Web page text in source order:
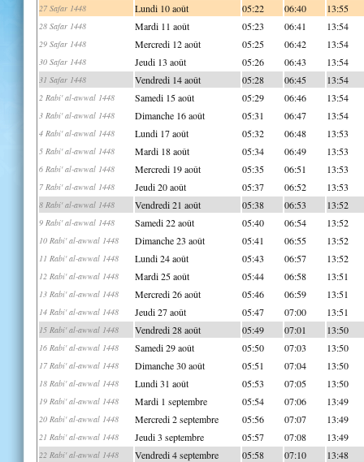
27 Safar 1448 Lundi 10 août 05:22 06:40 13:55
28 Safar 1448 Mardi 11 août 05:23 06:41 13:54
29 Safar 1448 Mercredi 12 août 05:25 06:42 13:54
30 Safar 1448 Jeudi 13 août 05:26 06:43 13:54
31 Safar 1448 Vendredi 14 août 05:28 06:45 13:54
2 Rabi' al-awwal 1448 Samedi 15 août 05:29 06:46 13:54
3 Rabi' al-awwal 1448 Dimanche 16 août 05:31 06:47 13:54
4 Rabi' al-awwal 1448 Lundi 17 août 05:32 06:48 13:53
5 Rabi' al-awwal 1448 Mardi 18 août 05:34 06:49 13:53
6 Rabi' al-awwal 1448 Mercredi 19 août 05:35 06:51 13:53
7 Rabi' al-awwal 1448 Jeudi 20 août 05:37 06:52 13:53
8 Rabi' al-awwal 1448 Vendredi 21 août 05:38 06:53 13:52
9 Rabi' al-awwal 1448 Samedi 22 août 05:40 06:54 13:52
10 Rabi' al-awwal 1448 Dimanche 23 août 05:41 06:55 13:52
11 Rabi' al-awwal 1448 Lundi 24 août 05:43 06:57 13:52
12 Rabi' al-awwal 1448 Mardi 25 août 05:44 06:58 13:51
13 Rabi' al-awwal 1448 Mercredi 26 août 05:46 06:59 13:51
14 Rabi' al-awwal 1448 Jeudi 27 août 05:47 07:00 13:51
15 Rabi' al-awwal 1448 Vendredi 28 août 05:49 07:01 13:50
16 Rabi' al-awwal 1448 Samedi 29 août 05:50 07:03 13:50
17 Rabi' al-awwal 1448 Dimanche 30 août 05:51 07:04 13:50
18 Rabi' al-awwal 1448 Lundi 31 août 05:53 07:05 13:50
19 Rabi' al-awwal 1448 Mardi 1 septembre 05:54 07:06 13:49
20 Rabi' al-awwal 1448 Mercredi 2 septembre 05:56 07:07 13:49
21 Rabi' al-awwal 1448 Jeudi 3 septembre 05:57 07:08 13:49
22 Rabi' al-awwal 1448 Vendredi 4 septembre 05:58 07:10 13:48